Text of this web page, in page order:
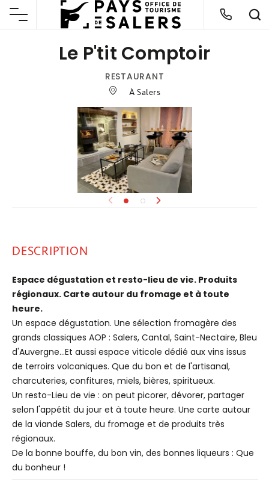
Le P'tit Comptoir
RESTAURANT
À Salers
DESCRIPTION
Espace dégustation et resto-lieu de vie. Produits
régionaux. Carte autour du fromage et à toute
heure.
Un espace dégustation. Une sélection fromagère des
grands classiques AOP : Salers, Cantal, Saint-Nectaire, Bleu
d'Auvergne...Et aussi espace viticole dédié aux vins issus
de terroirs volcaniques. Que du bon et de l'artisanal,
charcuteries, confitures, miels, bières, spiritueux.
Un resto-Lieu de vie : on peut picorer, dévorer, partager
selon l'appétit du jour et à toute heure. Une carte autour
de la viande Salers, du fromage et de produits très
régionaux.
De la bonne bouffe, du bon vin, des bonnes liqueurs : Que
du bonheur !